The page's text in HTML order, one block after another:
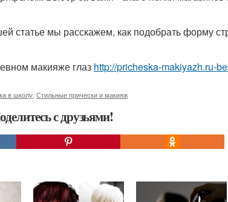
статье мы расскажем, как подобрать форму
макияже глаз http://pricheska-makiyazh.ru-
в школу Стильные прически и макияж
с друзьями!